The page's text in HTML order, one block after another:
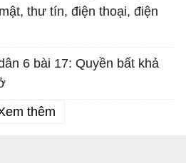
thư tín, điện thoại, điện
6 bài 17: Quyền bất khả
thêm